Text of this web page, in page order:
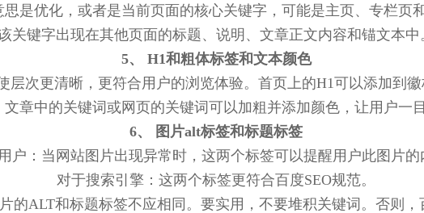
思是优化，或者是当前页面的核心关键字，可能是主页、专栏页和
关键字出现在其他页面的标题、说明、文章正文内容和锚文本中
5、 H1和粗体标签和文本颜色
层次更清晰，更符合用户的浏览体验。首页上的H1可以添加到
文章中的关键词或网页的关键词可以加粗并添加颜色，让用户一目
6、 图片alt标签和标题标签
户：当网站图片出现异常时，这两个标签可以提醒用户此图片的
对于搜索引擎：这两个标签更符合百度SEO规范。
的ALT和标题标签不应相同。要实用，不要堆积关键词。否则，